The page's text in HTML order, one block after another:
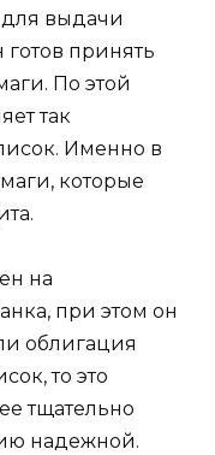
для выдачи
готов принять
По этой
так
Именно в
которые
на
при этом он
облигация
то это
тщательно
надежной.